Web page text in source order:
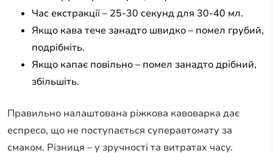
Час екстракції – 25-30 секунд для 30-40 мл.
Якщо кава тече занадто швидко – помел грубий,
подрібніть.
Якщо капає повільно – помел занадто дрібний,
збільшіть.
Правильно налаштована ріжкова кавоварка дає
еспресо, що не поступається суперавтомату за
смаком. Різниця – у зручності та витратах часу.